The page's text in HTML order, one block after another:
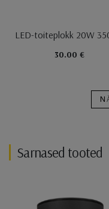
LED-toiteplokk 20W
30.00 €
Sarnased tooted